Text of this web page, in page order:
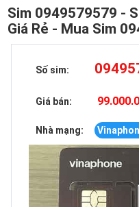
Sim 0949579579 -
Giá Rẻ - Mua Sim
Số sim:
Giá bán:
Nhà mạng: